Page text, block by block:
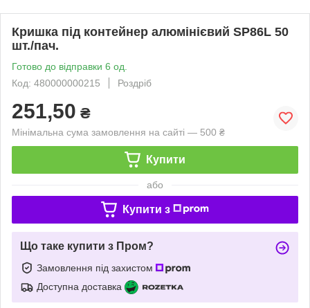
Кришка під контейнер алюмінієвий SP86L 50
шт./пач.
Готово до відправки 6 од.
Код: 480000000215
Роздріб
251,50 ₴
Мінімальна сума замовлення на сайті — 500 ₴
Купити
або
Купити з
Що таке купити з Пром?
Замовлення під захистом
Доступна доставка